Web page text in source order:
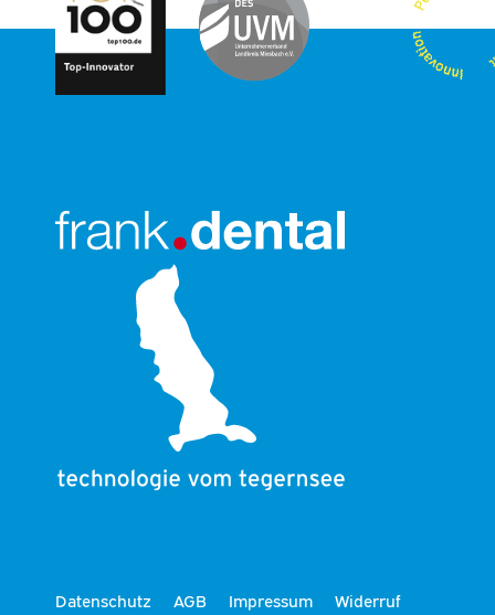
Datenschutz AGB Impressum Widerruf